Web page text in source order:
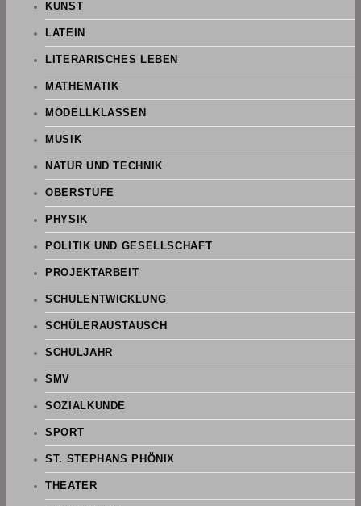
KUNST
LATEIN
LITERARISCHES LEBEN
MATHEMATIK
MODELLKLASSEN
MUSIK
NATUR UND TECHNIK
OBERSTUFE
PHYSIK
POLITIK UND GESELLSCHAFT
PROJEKTARBEIT
SCHULENTWICKLUNG
SCHÜLERAUSTAUSCH
SCHULJAHR
SMV
SOZIALKUNDE
SPORT
ST. STEPHANS PHÖNIX
THEATER